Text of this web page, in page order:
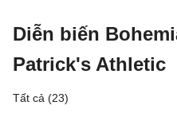
Diễn biến
Patrick's Athletic
Tất cả (23)